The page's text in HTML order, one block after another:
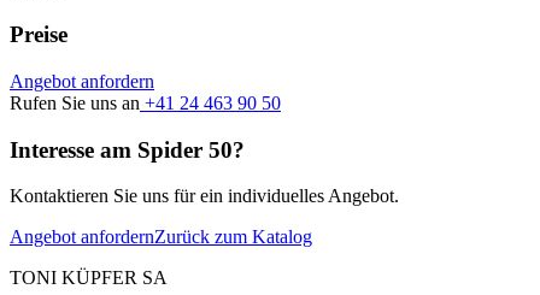
Preise
Angebot anfordern
Rufen Sie uns an +41 24 463 90 50
Interesse am Spider 50?
Kontaktieren Sie uns für ein individuelles Angebot.
Angebot anfordernZurück zum Katalog
TONI KÜPFER SA